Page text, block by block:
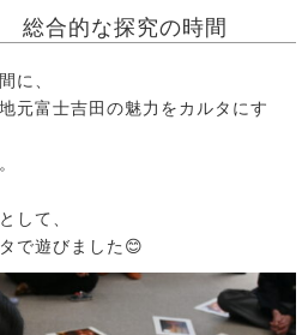
総合的な探究の時間
に、
元富士吉田の魅力をカルタにす
して、
で遊びました😊